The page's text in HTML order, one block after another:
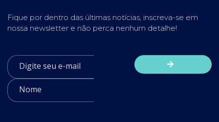
Fique por dentro das últimas notícias, inscreva-se em
nossa newsletter e não perca nenhum detalhe!